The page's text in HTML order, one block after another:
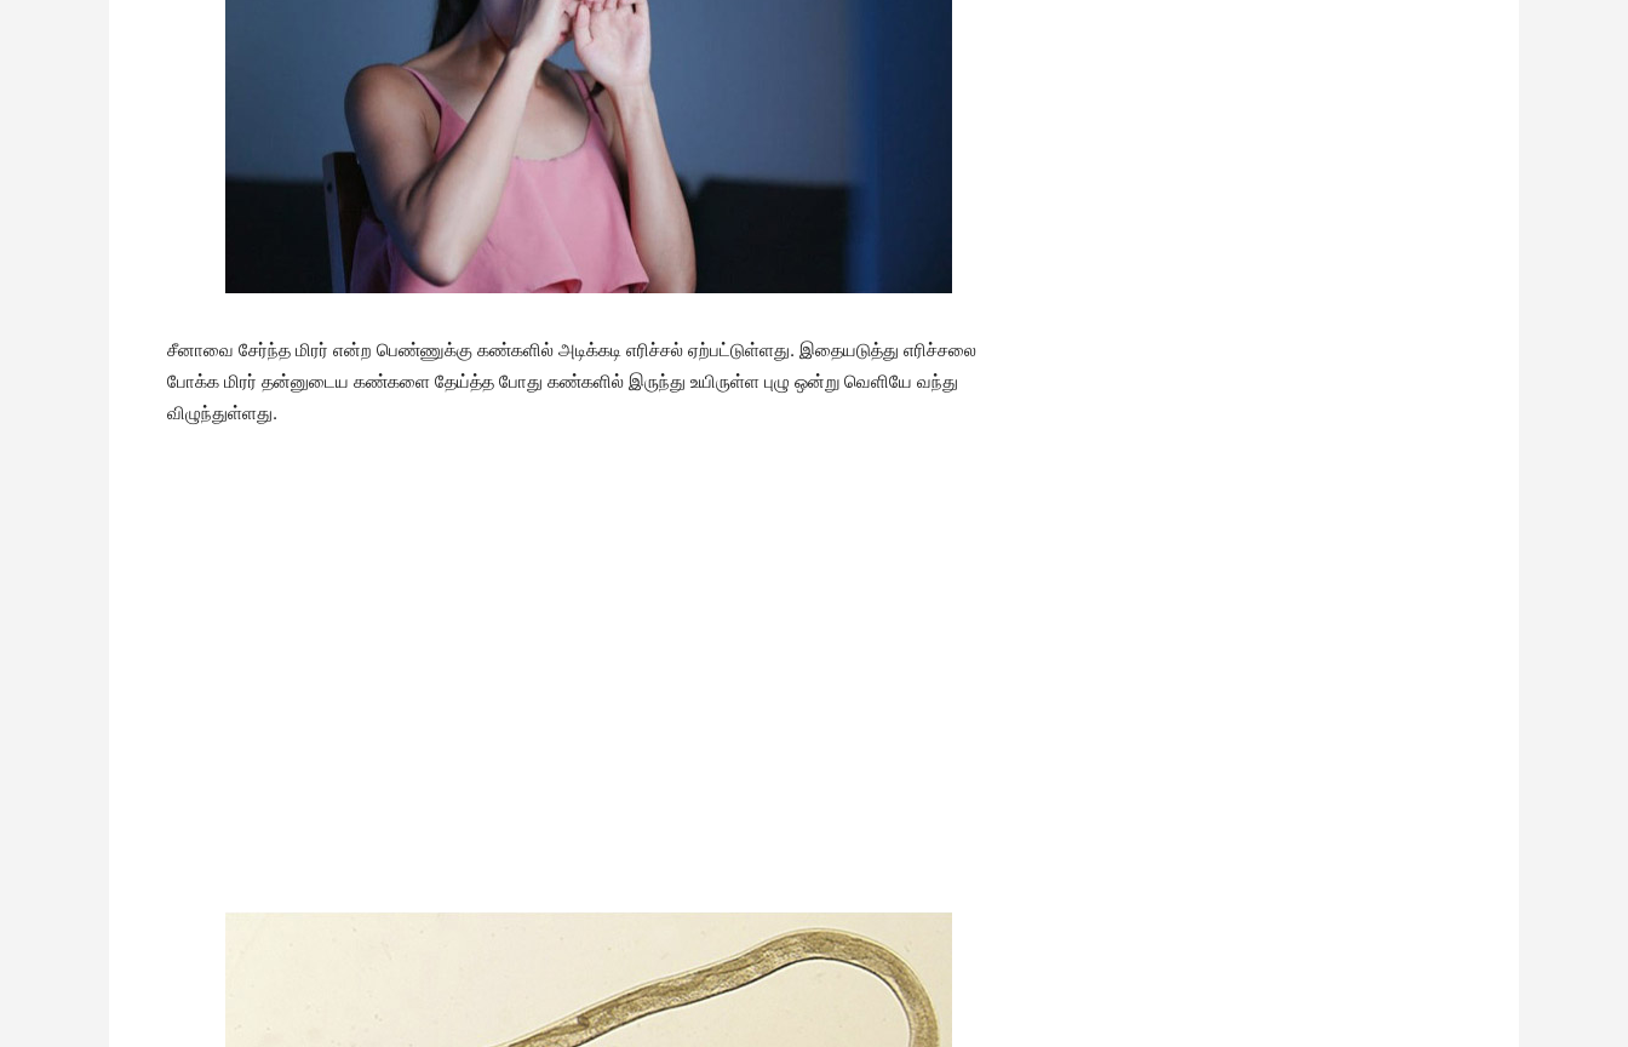
சீனாவை சேர்ந்த மிரர் என்ற பெண்ணுக்கு கண்களில் அடிக்கடி எரிச்சல் ஏற்பட்டுள்ளது. இதையடுத்து எரிச்சலை
போக்க மிரர் தன்னுடைய கண்களை தேய்த்த போது கண்களில் இருந்து உயிருள்ள புழு ஒன்று வெளியே வந்து
விழுந்துள்ளது.